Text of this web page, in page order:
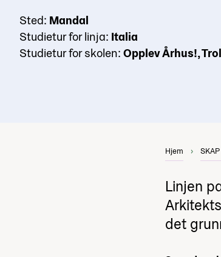
Sted: Mandal
Studietur for linja: Italia
Studietur for skolen: Opplev Århus!,
Hjem
Linjen
det